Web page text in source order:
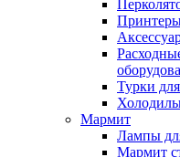
Турки
Мармит
Лампы
Мармит